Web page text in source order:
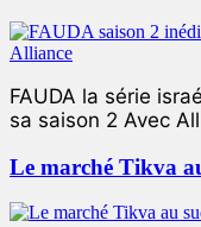
FAUDA la série
sa saison 2 Avec
Le marché Tikva